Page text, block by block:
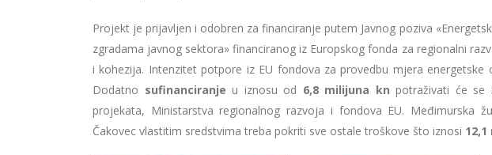
Projekt je prijavljen i odobren za financiranje putem Javnog poziva
zgradama javnog sektora» financiranog iz Europskog fonda za regionalni
i kohezija. Intenzitet potpore iz EU fondova za provedbu mjera
Dodatno sufinanciranjeu iznosu od 6,8 milijuna kn potraživati će se
projekata, Ministarstva regionalnog razvoja i fondova EU. Međimurska
Čakovec vlastitim sredstvima treba pokriti sve ostale troškove što iznosi